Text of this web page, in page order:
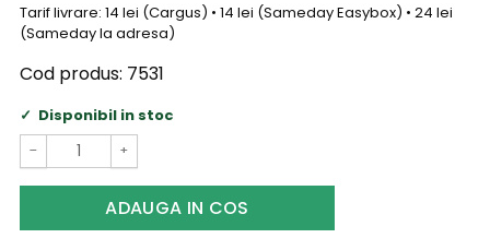
Tarif livrare: 14 lei (Cargus) • 14 lei (Sameday Easybox) • 24 lei
(Sameday la adresa)
Cod produs: 7531
Disponibil in stoc
− +
ADAUGA IN COS